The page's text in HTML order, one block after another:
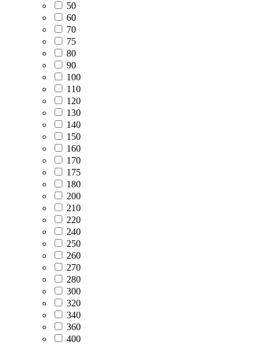
50
60
70
75
80
90
100
110
120
130
140
150
160
170
175
180
200
210
220
240
250
260
270
280
300
320
340
360
400